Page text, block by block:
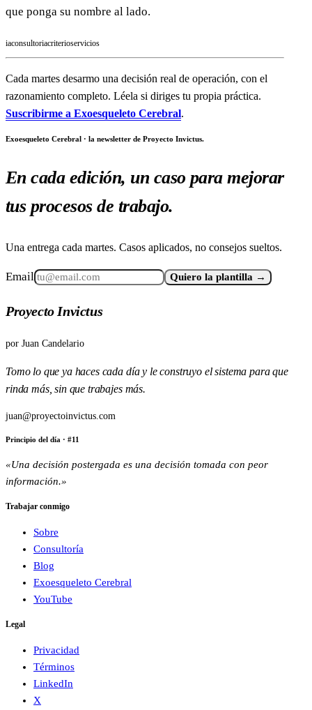
que ponga su nombre al lado.
iaconsultoriacriterioservicios
Cada martes desarmo una decisión real de operación, con el
razonamiento completo. Léela si diriges tu propia práctica.
Suscribirme a Exoesqueleto Cerebral.
Exoesqueleto Cerebral · la newsletter de Proyecto Invictus.
En cada edición, un caso para mejorar
tus procesos de trabajo.
Una entrega cada martes. Casos aplicados, no consejos sueltos.
Email Quiero la plantilla →
Proyecto Invictus
por Juan Candelario
Tomo lo que ya haces cada día y le construyo el sistema para que
rinda más, sin que trabajes más.
juan@proyectoinvictus.com
Principio del día · #11
«Una decisión postergada es una decisión tomada con peor
información.»
Trabajar conmigo
Sobre
Consultoría
Blog
Exoesqueleto Cerebral
YouTube
Legal
Privacidad
Términos
LinkedIn
X